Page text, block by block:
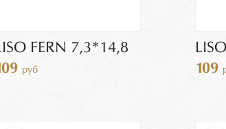
FERN 7,3*14,8
руб
109